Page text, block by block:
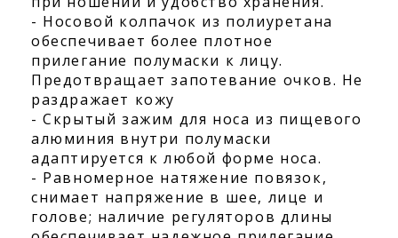
- Носовой колпачок из полиуретана
обеспечивает более плотное
прилегание полумаски к лицу.
Предотвращает запотевание очков. Не
раздражает кожу
- Скрытый зажим для носа из пищевого
алюминия внутри полумаски
адаптируется к любой форме носа.
- Равномерное натяжение повязок,
снимает напряжение в шее, лице и
голове; наличие регуляторов длины